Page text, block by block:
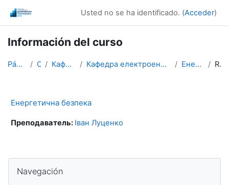
Usted no se ha identificado. (Acceder)
Información del curso
Página Principal Cursos Кафедри / Departments Кафедра електроенергетики / Department of Electric Power Engineering Енергетична безпека Resumen
Енергетична безпека
Преподаватель: Іван Луценко
Bloques
Navegación